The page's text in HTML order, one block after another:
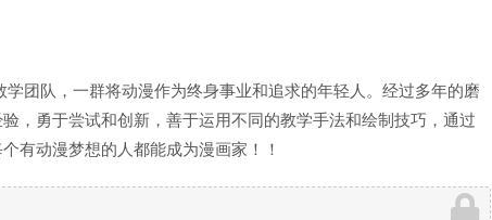
团队，一群将动漫作为终身事业和追求的年轻人。经过多年的磨
，勇于尝试和创新，善于运用不同的教学手法和绘制技巧，通过
有动漫梦想的人都能成为漫画家！！